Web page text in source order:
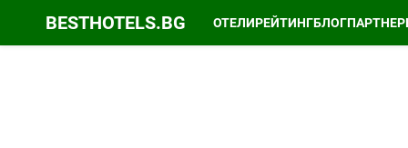
BESTHOTELS.BG ОТЕЛИРЕЙТИНГБЛОГ